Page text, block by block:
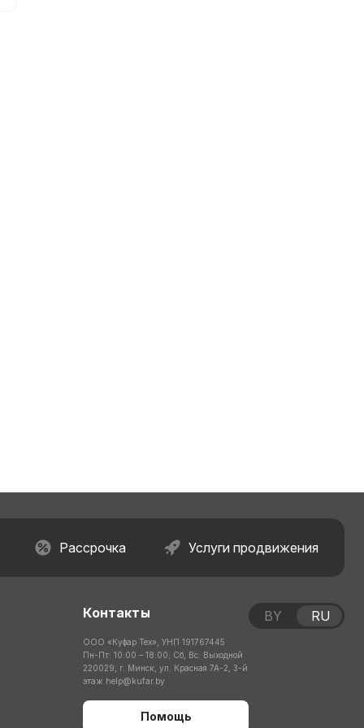
Рассрочка Услуги продвижения
Контакты
ООО «Куфар Тех», УНП 191767445
Пн-Пт: 10:00 – 18:00; Сб, Вс: Выходной
220029, г. Минск, ул. Красная 7А-2, 3-й
этаж help@kufar.by
Помощь
BY RU